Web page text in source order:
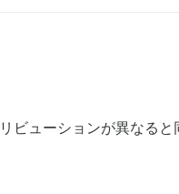
ビューションが異なる